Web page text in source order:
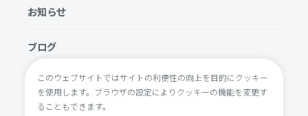
お知らせ
ブログ
お問い合わせ
このウェブサイトではサイトの利便性の向上を目的にクッキー
を使用します。ブラウザの設定によりクッキーの機能を変更す
ることもできます。